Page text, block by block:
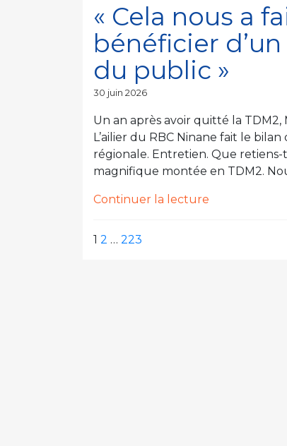
premiers
rôles
avec
une
pour
cela » »
« Cela nous a
bénéficier
du public »
Publié
30 juin 2026
Un an après avoir quitté la
L’ailier du RBC Ninane fait le
régionale. Entretien. Que
magnifique montée en TDM2.
Continuer la lecture
Pagination
Page
1 Page
2 … Page
223